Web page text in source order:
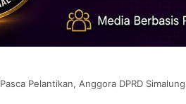
Pasca Pelantikan, Anggora DPRD